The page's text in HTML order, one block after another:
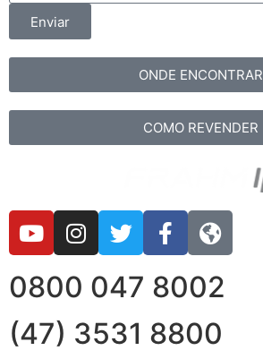
Enviar
ONDE ENCONTRAR
COMO REVENDER
0800 047 8002
(47) 3531 8800